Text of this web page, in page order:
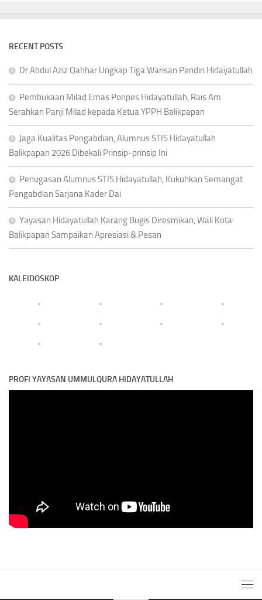
RECENT POSTS
Dr Abdul Aziz Qahhar Ungkap Tiga Warisan Pendiri Hidayatullah
Pembukaan Milad Emas Ponpes Hidayatullah, Rais Am
Serahkan Panji Milad kepada Ketua YPPH Balikpapan
Jaga Kualitas Pengabdian, Alumnus STIS Hidayatullah
Balikpapan 2026 Dibekali Prinsip-prinsip Ini
Penugasan Alumnus STIS Hidayatullah, Kukuhkan Semangat
Pengabdian Sarjana Kader Dai
Yayasan Hidayatullah Karang Bugis Diresmikan, Wali Kota
Balikpapan Sampaikan Apresiasi & Pesan
KALEIDOSKOP
PROFI YAYASAN UMMULQURA HIDAYATULLAH